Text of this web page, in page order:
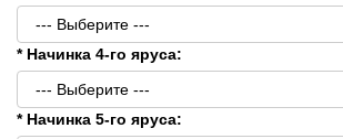
* Начинка 4-го яруса:
* Начинка 5-го яруса: